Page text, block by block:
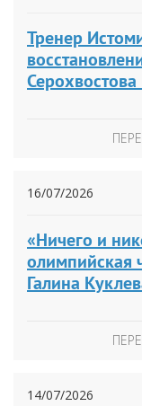
Тренер
16/07/2026
«Ничего и
олимпийская
Галина
14/07/2026